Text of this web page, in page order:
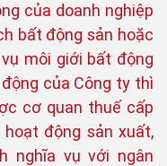
của doanh nghiệp
bất động sản hoặc
môi giới bất động
của Công ty thì
cơ quan thuế cấp
động sản xuất,
nghĩa vụ với ngân